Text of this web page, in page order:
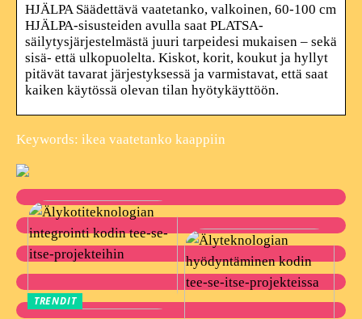
HJÄLPA Säädettävä vaatetanko, valkoinen, 60-100 cm
HJÄLPA-sisusteiden avulla saat PLATSA-
säilytysjärjestelmästä juuri tarpeidesi mukaisen – sekä
sisä- että ulkopuolelta. Kiskot, korit, koukut ja hyllyt
pitävät tavarat järjestyksessä ja varmistavat, että saat
kaiken käytössä olevan tilan hyötykäyttöön.
Keywords: ikea vaatetanko kaappiin
TRENDIT